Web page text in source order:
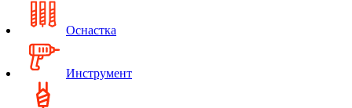
Оснастка
Инструмент